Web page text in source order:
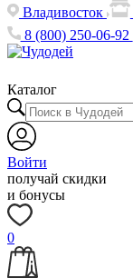
Владивосток
8 (800) 250-06-92
Каталог
Войти
получай скидки
и бонусы
0